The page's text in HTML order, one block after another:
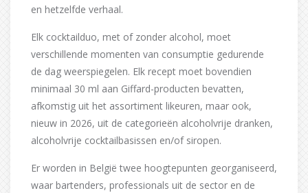
en hetzelfde verhaal.
Elk cocktailduo, met of zonder alcohol, moet
verschillende momenten van consumptie gedurende
de dag weerspiegelen. Elk recept moet bovendien
minimaal 30 ml aan Giffard-producten bevatten,
afkomstig uit het assortiment likeuren, maar ook,
nieuw in 2026, uit de categorieën alcoholvrije dranken,
alcoholvrije cocktailbasissen en/of siropen.
Er worden in België twee hoogtepunten georganiseerd,
waar bartenders, professionals uit de sector en de